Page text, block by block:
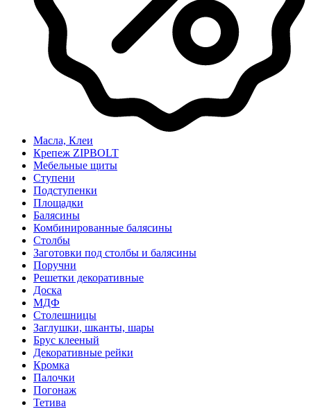
Масла, Клеи
Крепеж ZIPBOLT
Мебельные щиты
Ступени
Подступенки
Площадки
Балясины
Комбинированные балясины
Столбы
Заготовки под столбы и балясины
Поручни
Решетки декоративные
Доска
МДФ
Столешницы
Заглушки, шканты, шары
Брус клееный
Декоративные рейки
Кромка
Палочки
Погонаж
Тетива